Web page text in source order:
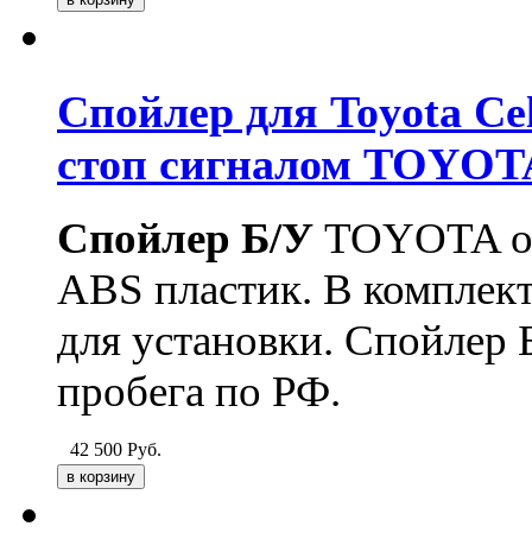
Спойлер для Toyota
стоп сигналом
Спойлер Б/У TOYOTA
ABS пластик. В
для установки. Спойлер
пробега по РФ.
42 500 Руб.